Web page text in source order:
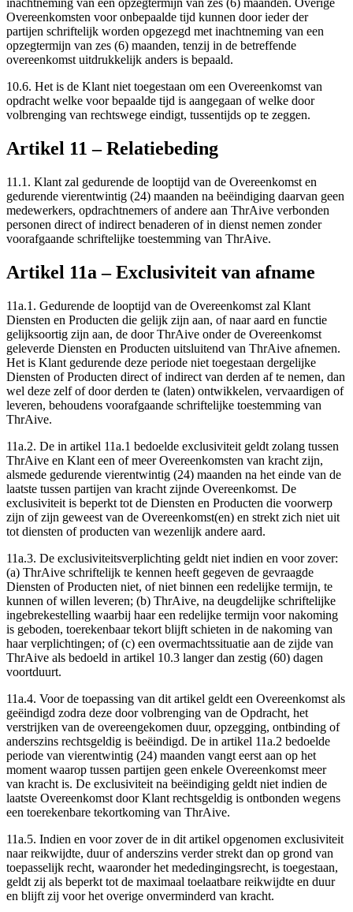
inachtneming van een opzegtermijn van zes (6) maanden. Overige
Overeenkomsten voor onbepaalde tijd kunnen door ieder der
partijen schriftelijk worden opgezegd met inachtneming van een
opzegtermijn van zes (6) maanden, tenzij in de betreffende
overeenkomst uitdrukkelijk anders is bepaald.
10.6. Het is de Klant niet toegestaan om een Overeenkomst van
opdracht welke voor bepaalde tijd is aangegaan of welke door
volbrenging van rechtswege eindigt, tussentijds op te zeggen.
Artikel 11 –Relatiebeding
11.1. Klant zal gedurende de looptijd van de Overeenkomst en
gedurende vierentwintig (24) maanden na beëindiging daarvan geen
medewerkers, opdrachtnemers of andere aan ThrAive verbonden
personen direct of indirect benaderen of in dienst nemen zonder
voorafgaande schriftelijke toestemming van ThrAive.
Artikel 11a –Exclusiviteit van afname
11a.1. Gedurende de looptijd van de Overeenkomst zal Klant
Diensten en Producten die gelijk zijn aan, of naar aard en functie
gelijksoortig zijn aan, de door ThrAive onder de Overeenkomst
geleverde Diensten en Producten uitsluitend van ThrAive afnemen.
Het is Klant gedurende deze periode niet toegestaan dergelijke
Diensten of Producten direct of indirect van derden af te nemen, dan
wel deze zelf of door derden te (laten) ontwikkelen, vervaardigen of
leveren, behoudens voorafgaande schriftelijke toestemming van
ThrAive.
11a.2. De in artikel 11a.1 bedoelde exclusiviteit geldt zolang tussen
ThrAive en Klant een of meer Overeenkomsten van kracht zijn,
alsmede gedurende vierentwintig (24) maanden na het einde van de
laatste tussen partijen van kracht zijnde Overeenkomst. De
exclusiviteit is beperkt tot de Diensten en Producten die voorwerp
zijn of zijn geweest van de Overeenkomst(en) en strekt zich niet uit
tot diensten of producten van wezenlijk andere aard.
11a.3. De exclusiviteitsverplichting geldt niet indien en voor zover:
(a) ThrAive schriftelijk te kennen heeft gegeven de gevraagde
Diensten of Producten niet, of niet binnen een redelijke termijn, te
kunnen of willen leveren; (b) ThrAive, na deugdelijke schriftelijke
ingebrekestelling waarbij haar een redelijke termijn voor nakoming
is geboden, toerekenbaar tekort blijft schieten in de nakoming van
haar verplichtingen; of (c) een overmachtssituatie aan de zijde van
ThrAive als bedoeld in artikel 10.3 langer dan zestig (60) dagen
voortduurt.
11a.4. Voor de toepassing van dit artikel geldt een Overeenkomst als
geëindigd zodra deze door volbrenging van de Opdracht, het
verstrijken van de overeengekomen duur, opzegging, ontbinding of
anderszins rechtsgeldig is beëindigd. De in artikel 11a.2 bedoelde
periode van vierentwintig (24) maanden vangt eerst aan op het
moment waarop tussen partijen geen enkele Overeenkomst meer
van kracht is. De exclusiviteit na beëindiging geldt niet indien de
laatste Overeenkomst door Klant rechtsgeldig is ontbonden wegens
een toerekenbare tekortkoming van ThrAive.
11a.5. Indien en voor zover de in dit artikel opgenomen exclusiviteit
naar reikwijdte, duur of anderszins verder strekt dan op grond van
toepasselijk recht, waaronder het mededingingsrecht, is toegestaan,
geldt zij als beperkt tot de maximaal toelaatbare reikwijdte en duur
en blijft zij voor het overige onverminderd van kracht.